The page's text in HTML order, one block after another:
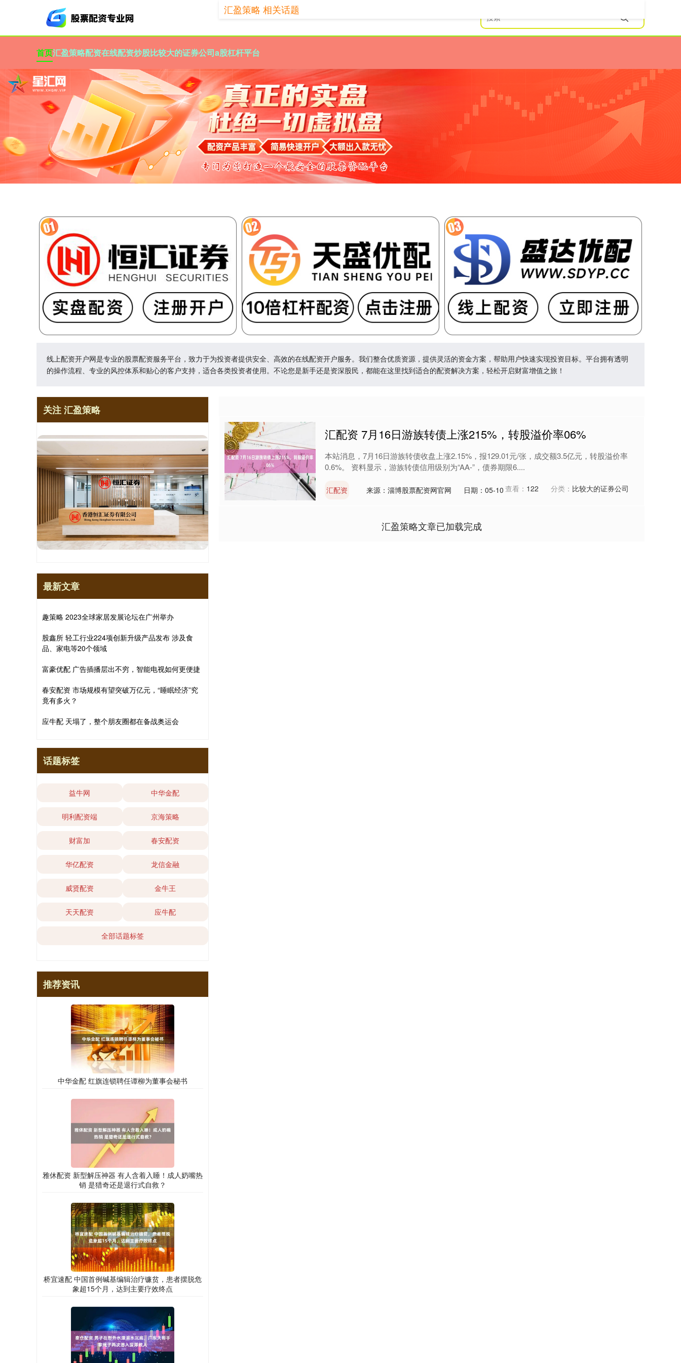
首页汇盈策略配资在线配资炒股比较大的证券公司a股杠杆平台
线上配资开户网是专业的股票配资服务平台，致力于为投资者提供安全、高效的在线配资开户服务。我们整合优质资源，提供灵活的资金方案，帮助用户快速实现投资目标。平台拥有透明
的操作流程、专业的风控体系和贴心的客户支持，适合各类投资者使用。不论您是新手还是资深股民，都能在这里找到适合的配资解决方案，轻松开启财富增值之旅！
汇盈策略 相关话题
汇配资 7月16日游族转债上涨215%，转股溢价率06%
本站消息，7月16日游族转债收盘上涨2.15%，报129.01元/张，成交额3.5亿元，转股溢价率
0.6%。 资料显示，游族转债信用级别为“AA-”，债券期限6....
汇配资 来源：淄博股票配资网官网 日期：05-10 查看： 122 分类： 比较大的证券公司
汇盈策略文章已加载完成
关注 汇盈策略
最新文章
趣策略 2023全球家居发展论坛在广州举办
股鑫所 轻工行业224项创新升级产品发布 涉及食
品、家电等20个领域
富豪优配 广告插播层出不穷，智能电视如何更便捷
春安配资 市场规模有望突破万亿元，“睡眠经济”究
竟有多火？
应牛配 天塌了，整个朋友圈都在备战奥运会
话题标签
益牛网 中华金配
明利配资端 京海策略
财富加 春安配资
华亿配资 龙信金融
威贤配资 金牛王
天天配资 应牛配
全部话题标签
推荐资讯
中华金配 红旗连锁聘任谭柳为董事会秘书
雅休配资 新型解压神器 有人含着入睡！成人奶嘴热
销 是猎奇还是退行式自救？
桥宜速配 中国首例碱基编辑治疗镰贫，患者摆脱危
象超15个月，达到主要疗效终点